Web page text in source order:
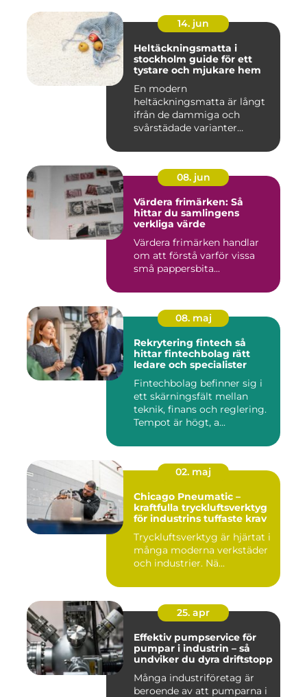
14. jun
Heltäckningsmatta i
stockholm guide för ett
tystare och mjukare hem
En modern
heltäckningsmatta är långt
ifrån de dammiga och
svårstädade varianter
08. jun
Värdera frimärken: Så
hittar du samlingens
verkliga värde
Värdera frimärken handlar
om att förstå varför vissa
små pappersbita...
08. maj
Rekrytering fintech så
hittar fintechbolag rätt
ledare och specialister
Fintechbolag befinner sig i
ett skärningsfält mellan
teknik, finans och reglering.
Tempot är högt, a...
02. maj
Chicago Pneumatic –
kraftfulla tryckluftsverktyg
för industrins tuffaste krav
Tryckluftsverktyg är hjärtat i
många moderna verkstäder
och industrier. Nä...
25. apr
Effektiv pumpservice för
pumpar i industrin – så
undviker du dyra driftstopp
Många industriföretag är
beroende av att pumparna i